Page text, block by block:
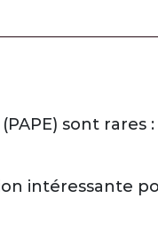
sont rares
intéressante